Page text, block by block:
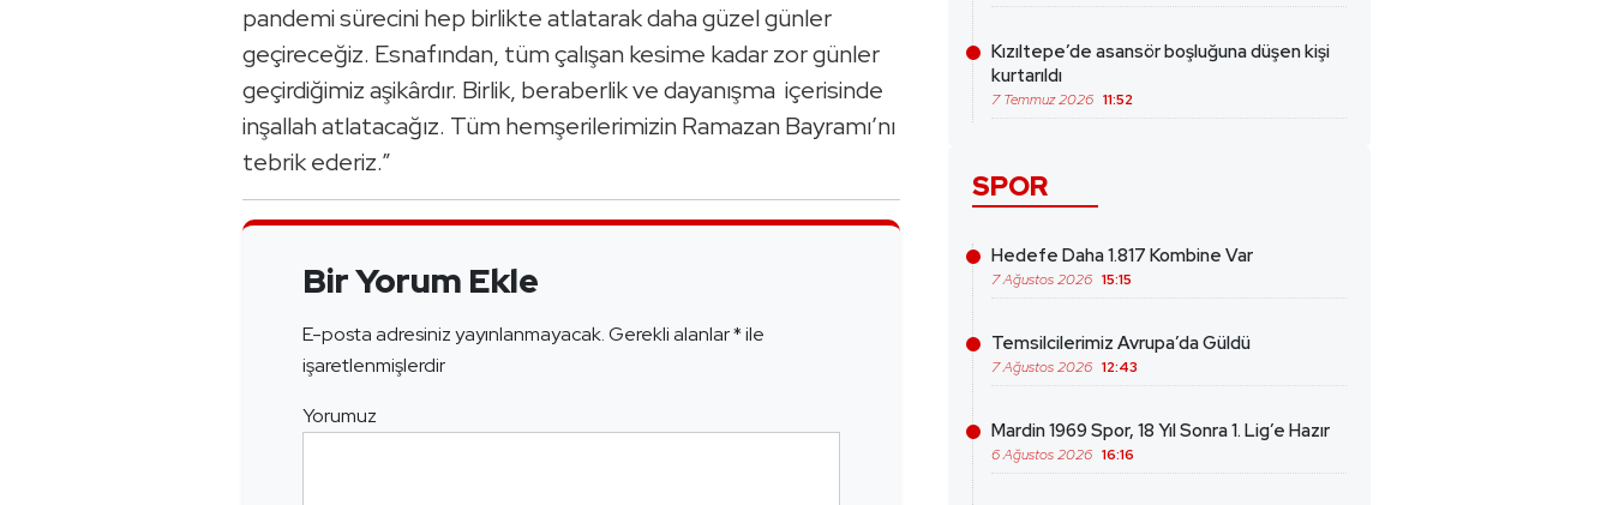
pandemi sürecini hep birlikte atlatarak daha güzel günler
geçireceğiz. Esnafından, tüm çalışan kesime kadar zor günler
geçirdiğimiz aşikârdır. Birlik, beraberlik ve dayanışma içerisinde
inşallah atlatacağız. Tüm hemşerilerimizin Ramazan Bayramı’nı
tebrik ederiz.”
Bir Yorum Ekle
E-posta adresiniz yayınlanmayacak.Gerekli alanlar*ile
işaretlenmişlerdir
Yorumuz
Kızıltepe’de asansör boşluğuna düşen kişi
kurtarıldı
7 Temmuz 2026 11:52
SPOR
Hedefe Daha 1.817 Kombine Var
7 Ağustos 2026 15:15
Temsilcilerimiz Avrupa’da Güldü
7 Ağustos 2026 12:43
Mardin 1969 Spor, 18 Yıl Sonra 1. Lig’e Hazır
6 Ağustos 2026 16:16